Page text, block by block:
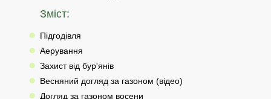
Зміст:
Підгодівля
Аерування
Захист від бур'янів
Весняний догляд за газоном (відео)
Догляд за газоном восени